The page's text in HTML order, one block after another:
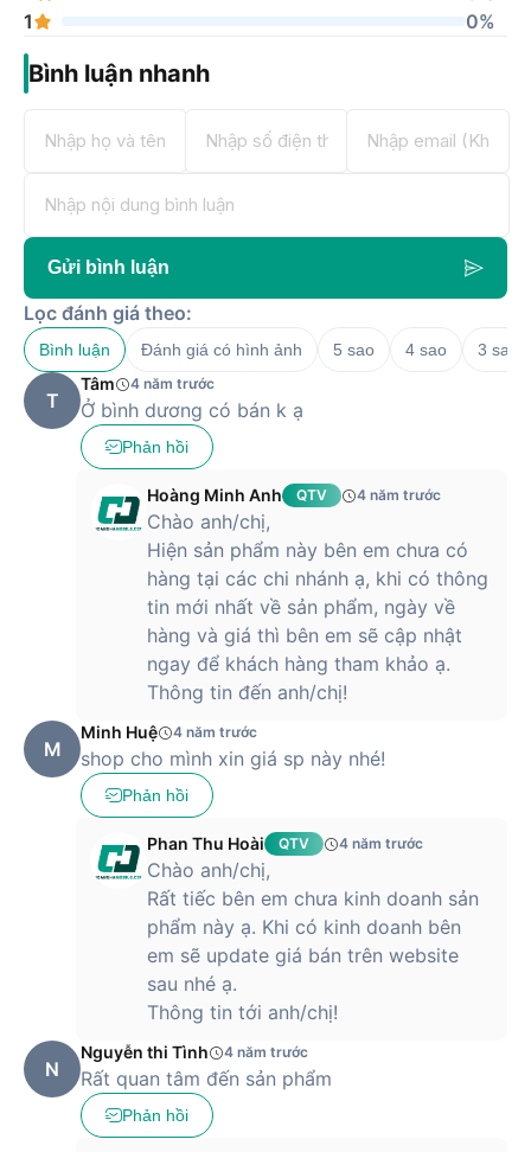
Bên cạnh đó, đồng hồ Huawei Watch Fit chính hãng được
trang bị GPS ở mặt lưng, cảm biến nhịp tim TruSeen 4.0 mới
nhất và cảm biến IMU 6 trục gồm cảm biến gia tốc và cảm
biến chuyển động con quay hồi chuyển để theo dõi các hoạt
động thể thao. Khi bạn chuyển đến màn hình luyện tập, bạn
có thể cài đặt mục tiêu tập luyện, lời nhắc nhở,… Đối với
người dùng tham gia vào hoạt động chạy bộ, sau khi chạy
máy sẽ gửi thông báo về thời gian, khoảng cách chạy, tốc
độ,… Nói chung, chiếc Huawei Watch Fit chính hãng sẽ là
người bạn đồng hành cùng bạn luyện tập hiệu quả.
Thời lượng pin khủng lên tới 10 ngày
Nhà sản xuất Huawei đã tăng cường hiệu suất pin trên chiếc
đồng hồ thông minh Huawei Watch Fit chính hãng của mình.
Bạn có thể sử dụng liên tục trong vòng 10 ngày ở chế độ
thông thường. Nếu bạn thường xuyên sử dụng tính năng
GPS, chiếc Huawei Watch Fit có thể hoạt động liên tục trong
vòng 12 giờ. Thiết bị có thể sạc qua một cáp sạc từ tính nhỏ
ở hai cổng mặt sau của Fit. Bạn chỉ cần chờ đợi khoảng 1 giờ
30 phút để sạc đầy pin cho đồng hồ.
1
0%
Bình luận nhanh
Gửi bình luận
Lọc đánh giá theo:
Bình luận Đánh giá có hình ảnh 5 sao 4 sao 3 sao
T
Tâm 4 năm trước
Ở bình dương có bán k ạ
Phản hồi
Hoàng Minh Anh QTV 4 năm trước
Chào anh/chị,
Hiện sản phẩm này bên em chưa có
hàng tại các chi nhánh ạ, khi có thông
tin mới nhất về sản phẩm, ngày về
hàng và giá thì bên em sẽ cập nhật
ngay để khách hàng tham khảo ạ.
Thông tin đến anh/chị!
M
Minh Huệ 4 năm trước
shop cho mình xin giá sp này nhé!
Phản hồi
Phan Thu Hoài QTV 4 năm trước
Chào anh/chị,
Rất tiếc bên em chưa kinh doanh sản
phẩm này ạ. Khi có kinh doanh bên
em sẽ update giá bán trên website
sau nhé ạ.
Thông tin tới anh/chị!
N
Nguyễn thi Tình 4 năm trước
Rất quan tâm đến sản phẩm
Phản hồi